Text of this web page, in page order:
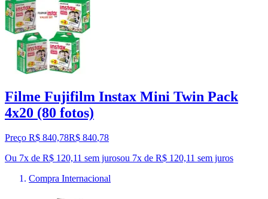
Filme Fujifilm Instax Mini Twin Pack
4x20 (80 fotos)
Preço R$ 840,78R$ 840,78
Ou 7x de R$ 120,11 sem jurosou 7x de R$ 120,11 sem juros
Compra Internacional